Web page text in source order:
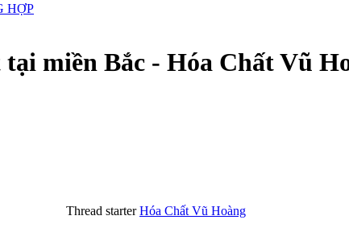
HỢP
miền Bắc - Hóa Chất Vũ
Thread starter Hóa Chất Vũ Hoàng